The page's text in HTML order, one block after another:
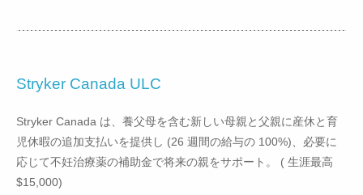
Stryker Canada ULC
Stryker Canada は、養父母を含む新しい母親と父親に産休と育
児休暇の追加支払いを提供し (26 週間の給与の 100%)、必要に
応じて不妊治療薬の補助金で将来の親をサポート。 ( 生涯最高
$15,000)